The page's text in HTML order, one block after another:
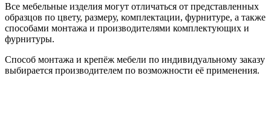
Все мебельные изделия могут отличаться от представленных
образцов по цвету, размеру, комплектации, фурнитуре, а также
способами монтажа и производителями комплектующих и
фурнитуры.
Способ монтажа и крепёж мебели по индивидуальному заказу
выбирается производителем по возможности её применения.